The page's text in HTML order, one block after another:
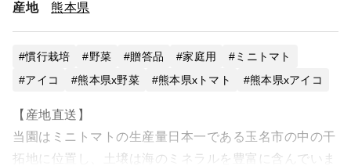
産地 熊本県
慣行栽培 野菜 贈答品 家庭用
ミニトマト
アイコ
熊本県x野菜 熊本県xトマト 熊本県xアイコ
【産地直送】
当園はミニトマトの生産量日本一である玉名市の中の干
拓地に位置し、土壌は海のミネラルを豊富に含んでいま